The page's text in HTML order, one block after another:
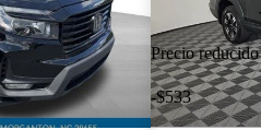
Precio reducido
-$533